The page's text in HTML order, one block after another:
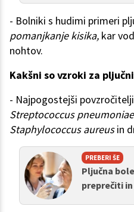
- Bolniki s hudimi primeri
pomanjkanje kisika, kar
nohtov.
Kakšni so vzroki za
- Najpogostejši povzročitelji
Streptococcus pneumoniae
Staphylococcus aureusin
PREBERI ŠE
Pljučna
preprečiti